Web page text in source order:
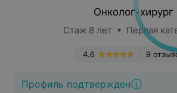
Онколог-хирург
Стаж 8 лет • Первая
9
4.6
Профиль подтвержден